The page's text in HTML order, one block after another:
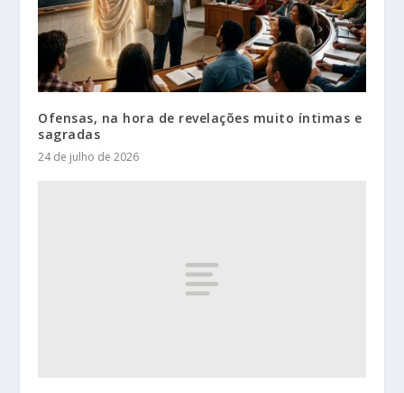
Ofensas, na hora de revelações muito íntimas e
sagradas
24 de julho de 2026